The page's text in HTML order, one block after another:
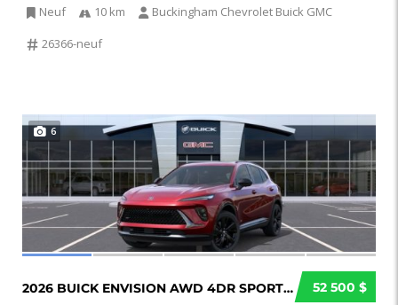
Neuf 10 km
Buckingham Chevrolet Buick GMC
26366-neuf
6
52 500 $
2026 BUICK ENVISION AWD 4DR SPORT TOURING...